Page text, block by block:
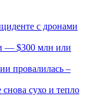
с дронами
— $300 млн или
провалилась –
сухо и тепло